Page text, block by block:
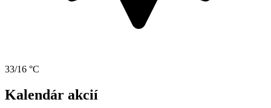
33/16 °C
Kalendár akcií